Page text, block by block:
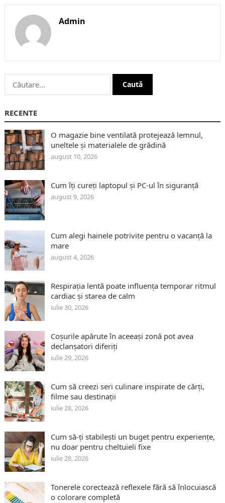
Admin
Caută
după:
RECENTE
O magazie bine ventilată protejează lemnul,
uneltele și materialele de grădină
august 10, 2026
Cum îți cureți laptopul și PC-ul în siguranță
august 9, 2026
Cum alegi hainele potrivite pentru o vacanță la
mare
august 4, 2026
Respirația lentă poate influența temporar ritmul
cardiac și starea de calm
iulie 30, 2026
Coșurile apărute în aceeași zonă pot avea
declanșatori diferiți
iulie 29, 2026
Cum să creezi seri culinare inspirate de cărți,
filme sau destinații
iulie 28, 2026
Cum să-ți stabilești un buget pentru experiențe,
nu doar pentru cheltuieli fixe
iulie 28, 2026
Tonerele corectează reflexele fără să înlocuiască
o colorare completă